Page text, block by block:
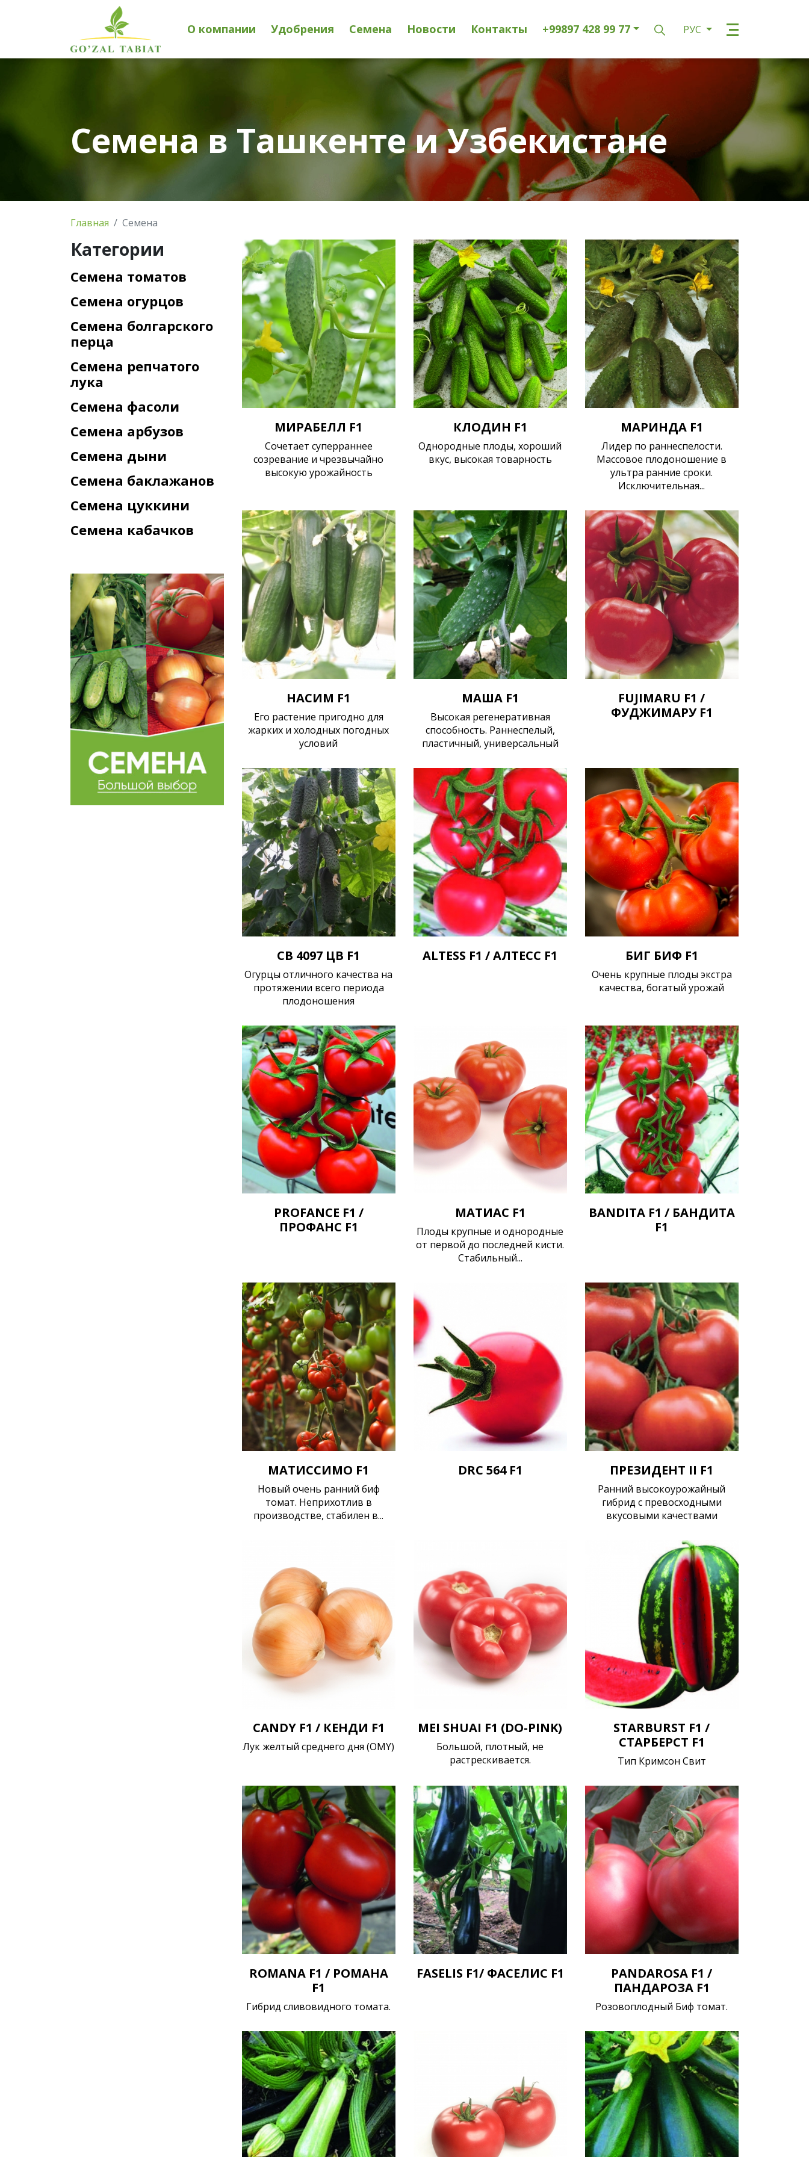
О компании Удобрения Семена Новости Контакты +99897 428 99 77 РУС
Семена в Ташкенте и Узбекистане
Главная Семена
МИРАБЕЛЛ F1
Сочетает суперраннее
созревание и чрезвычайно
высокую урожайность
КЛОДИН F1
Однородные плоды, хороший
вкус, высокая товарность
МАРИНДА F1
Лидер по раннеспелости.
Массовое плодоношение в
ультра ранние сроки.
Исключительная...
НАСИМ F1
Его растение пригодно для
жарких и холодных погодных
условий
МАША F1
Высокая регенеративная
способность. Раннеспелый,
пластичный, универсальный
FUJIMARU F1 /
ФУДЖИМАРУ F1
СВ 4097 ЦВ F1
Огурцы отличного качества на
протяжении всего периода
плодоношения
ALTESS F1 / АЛТЕСС F1 БИГ БИФ F1
Очень крупные плоды экстра
качества, богатый урожай
PROFANCE F1 /
ПРОФАНС F1
МАТИАС F1
Плоды крупные и однородные
от первой до последней кисти.
Стабильный...
BANDITA F1 / БАНДИТА
F1
МАТИССИМО F1
Новый очень ранний биф
томат. Неприхотлив в
производстве, стабилен в...
DRC 564 F1 ПРЕЗИДЕНТ II F1
Ранний высокоурожайный
гибрид с превосходными
вкусовыми качествами
CANDY F1 / КЕНДИ F1
Лук желтый среднего дня (OMY)
MEI SHUAI F1 (DO-PINK)
Большой, плотный, не
растрескивается.
STARBURST F1 /
СТАРБЕРСТ F1
Тип Кримсон Свит
ROMANA F1 / РОМАНА
F1
Гибрид сливовидного томата.
FASELIS F1/ ФАСЕЛИС F1
PANDAROSA F1 /
ПАНДАРОЗА F1
Розовоплодный Биф томат.
Категории
Семена томатов
Семена огурцов
Семена болгарского
перца
Семена репчатого
лука
Семена фасоли
Семена арбузов
Семена дыни
Семена баклажанов
Семена цуккини
Семена кабачков